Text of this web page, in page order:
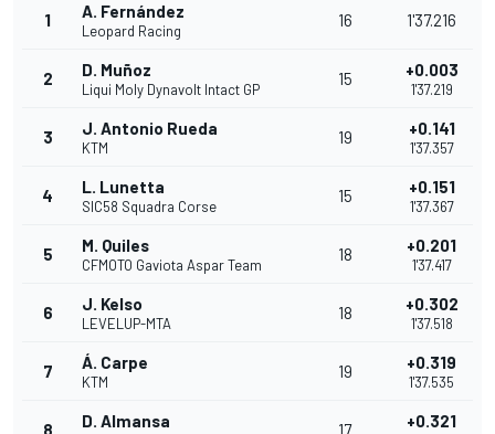
1 A. Fernández
Leopard Racing
16 1'37.216
2 D. Muñoz
Liqui Moly Dynavolt Intact GP
15 +0.003
1'37.219
3 J. Antonio Rueda
KTM
19 +0.141
1'37.357
4 L. Lunetta
SIC58 Squadra Corse
15 +0.151
1'37.367
5 M. Quiles
CFMOTO Gaviota Aspar Team
18 +0.201
1'37.417
6 J. Kelso
LEVELUP-MTA
18 +0.302
1'37.518
7 Á. Carpe
KTM
19 +0.319
1'37.535
8 D. Almansa 17 +0.321